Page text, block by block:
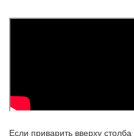
Если приварить вверху